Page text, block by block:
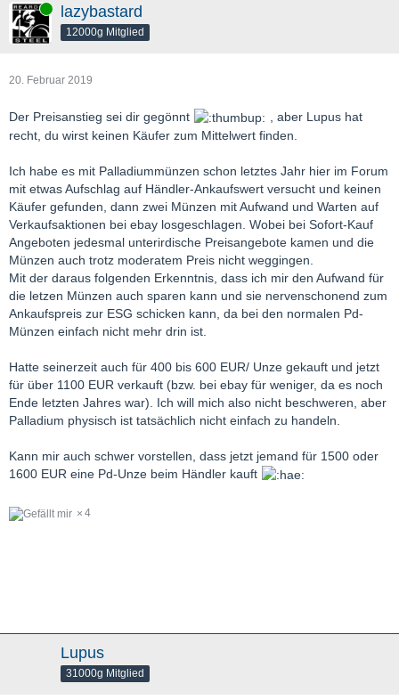
Online lazybastard
12000g Mitglied
20. Februar 2019
Der Preisanstieg sei dir gegönnt
, aber Lupus hat
recht, du wirst keinen Käufer zum Mittelwert finden.
Ich habe es mit Palladiummünzen schon letztes Jahr hier im Forum
mit etwas Aufschlag auf Händler-Ankaufswert versucht und keinen
Käufer gefunden, dann zwei Münzen mit Aufwand und Warten auf
Verkaufsaktionen bei ebay losgeschlagen. Wobei bei Sofort-Kauf
Angeboten jedesmal unterirdische Preisangebote kamen und die
Münzen auch trotz moderatem Preis nicht weggingen.
Mit der daraus folgenden Erkenntnis, dass ich mir den Aufwand für
die letzen Münzen auch sparen kann und sie nervenschonend zum
Ankaufspreis zur ESG schicken kann, da bei den normalen Pd-
Münzen einfach nicht mehr drin ist.
Hatte seinerzeit auch für 400 bis 600 EUR/ Unze gekauft und jetzt
für über 1100 EUR verkauft (bzw. bei ebay für weniger, da es noch
Ende letzten Jahres war). Ich will mich also nicht beschweren, aber
Palladium physisch ist tatsächlich nicht einfach zu handeln.
Kann mir auch schwer vorstellen, dass jetzt jemand für 1500 oder
1600 EUR eine Pd-Unze beim Händler kauft
4
Lupus
31000g Mitglied